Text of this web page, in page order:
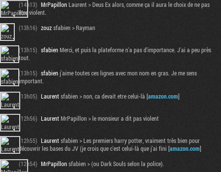
(14h13) MrPapillonLaurent > Deus Ex alors, comme ça il aura le choix de ne pas
être violent.
(13h16) zouzsfabien > Rayman
(13h15) sfabienMerci, et puis la plateforme n'a pas d'importance. J'ai a peu près
tout.
(13h15) sfabienj'aime toutes ces lignes avec mon nom en gras. Je me sens
important.
(13h05) Laurentsfabien > non, ca devait etre celui-là [amazon.com]
(12h56) LaurentMrPapillon > le monsieur a dit pas violent
(12h55) Laurentsfabien > Les premiers harry potter, vraiment très bien pour
découvrir les bases du JV (je crois que c'est celui-là que j'ai fini [amazon.com]
(12h54) MrPapillonsfabien > (ou Dark Souls selon la police).